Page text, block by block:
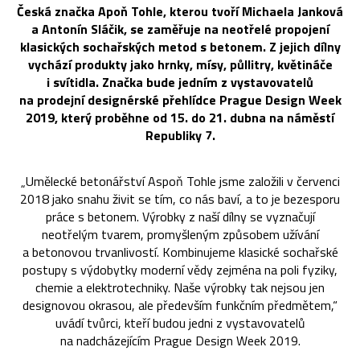
Česká značka Apoň Tohle, kterou tvoří Michaela Janková
a Antonín Sláčik, se zaměřuje na neotřelé propojení
klasických sochařských metod s betonem. Z jejich dílny
vychází produkty jako hrnky, mísy, půllitry, květináče
i svítidla. Značka bude jedním z vystavovatelů
na prodejní designérské přehlídce Prague Design Week
2019, který proběhne od 15. do 21. dubna na náměstí
Republiky 7.
„Umělecké betonářství Aspoň Tohle jsme založili v červenci
2018 jako snahu živit se tím, co nás baví, a to je bezesporu
práce s betonem. Výrobky z naší dílny se vyznačují
neotřelým tvarem, promyšleným způsobem užívání
a betonovou trvanlivostí. Kombinujeme klasické sochařské
postupy s výdobytky moderní vědy zejména na poli fyziky,
chemie a elektrotechniky. Naše výrobky tak nejsou jen
designovou okrasou, ale především funkčním předmětem,“
uvádí tvůrci, kteří budou jedni z vystavovatelů
na nadcházejícím Prague Design Week 2019.